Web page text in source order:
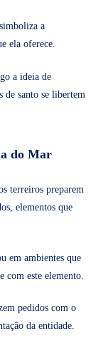
a
ela oferece.
a ideia de
santo se libertem
do Mar
terreiros preparem
elementos que
em ambientes que
com este elemento.
pedidos com o
da entidade.